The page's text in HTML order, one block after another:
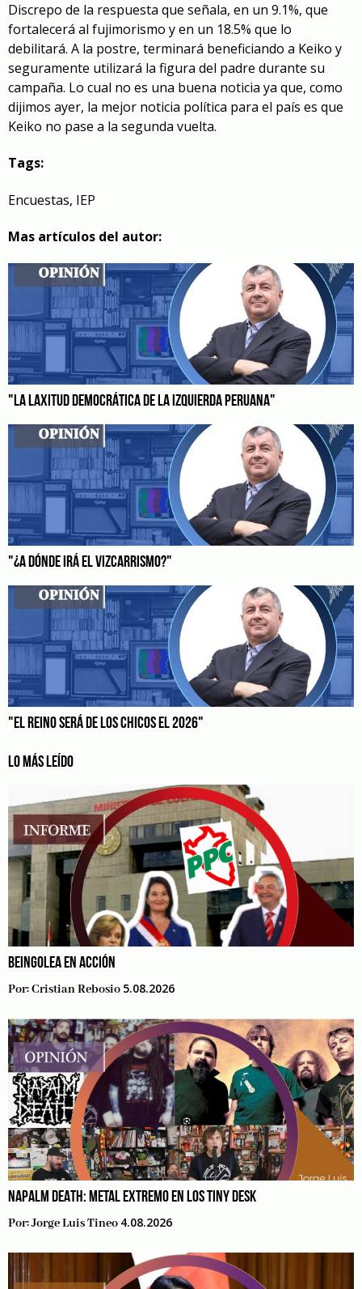
Discrepo de la respuesta que señala, en un 9.1%, que
fortalecerá al fujimorismo y en un 18.5% que lo
debilitará. A la postre, terminará beneficiando a Keiko y
seguramente utilizará la figura del padre durante su
campaña. Lo cual no es una buena noticia ya que, como
dijimos ayer, la mejor noticia política para el país es que
Keiko no pase a la segunda vuelta.
Tags:
Encuestas, IEP
Mas artículos del autor:
"LA LAXITUD DEMOCRÁTICA DE LA IZQUIERDA PERUANA"
"¿A DÓNDE IRÁ EL VIZCARRISMO?"
"EL REINO SERÁ DE LOS CHICOS EL 2026"
LO MÁS LEÍDO
BEINGOLEA EN ACCIÓN
Por:Cristian Rebosio 5.08.2026
NAPALM DEATH: METAL EXTREMO EN LOS TINY DESK
Por:Jorge Luis Tineo 4.08.2026